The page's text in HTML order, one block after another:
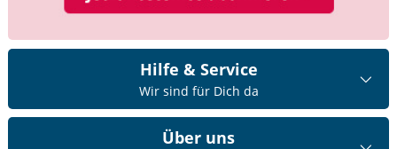
Hilfe & Service
Wir sind für Dich da
Über uns